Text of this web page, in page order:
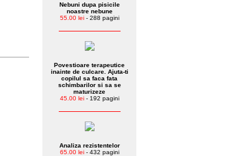
Nebuni dupa pisicile
noastre nebune
55.00 lei- 288 pagini
Povestioare terapeutice
inainte de culcare. Ajuta-ti
copilul sa faca fata
schimbarilor si sa se
maturizeze
45.00 lei- 192 pagini
Analiza rezistentelor
65.00 lei- 432 pagini